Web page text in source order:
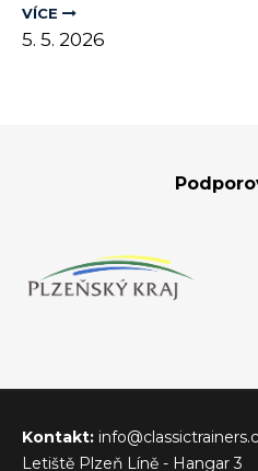
VÍCE
5. 5. 2026
Kontakt:
Letiště Plzeň Líně - Hangar 3